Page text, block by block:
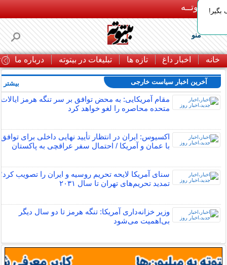
بـیتوتــه
منو
خانه اخبار داغ تازه ها تبلیغات در بیتوته درباره ما
آخرین اخبار سیاست خارجی
مقام آمریکایی: به محض توافق بر سر تنگه هرمز ایالات
متحده محاصره را لغو خواهد کرد
اکسیوس: ایران در انتظار تأیید نهایی داخلی برای توافق
با عمان و آمریکا / احتمال سفر عراقچی به پاکستان
سنای آمریکا لایحه تحریم روسیه و ایران را تصویب کرد؛
تمدید تحریم‌های تهران تا سال ۲۰۳۱
وزیر خزانه‌داری آمریکا: تنگه هرمز تا دو سال دیگر
بی‌اهمیت می‌شود
بیشتر